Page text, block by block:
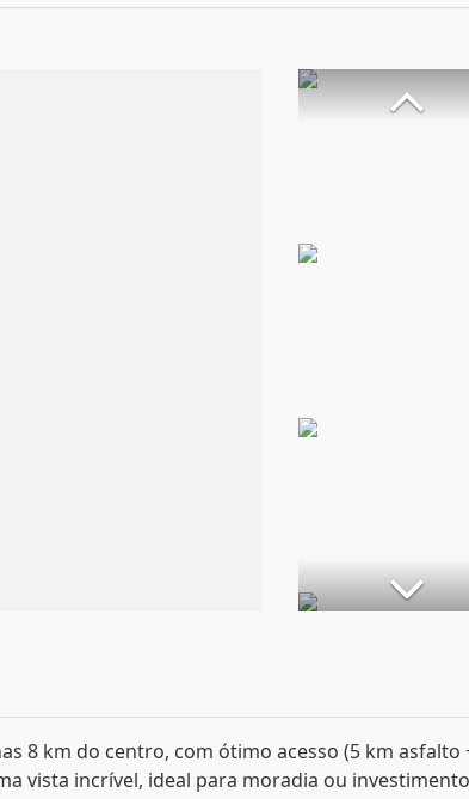
8 km do centro, com ótimo acesso (5 km asfalto
vista incrível, ideal para moradia ou